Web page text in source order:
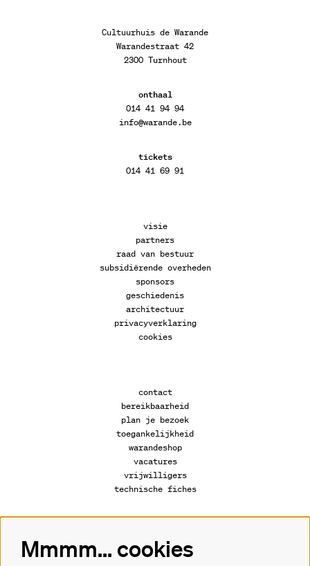
Cultuurhuis de Warande
Warandestraat 42
2300 Turnhout
onthaal
014 41 94 94
info@warande.be
tickets
014 41 69 91
visie
partners
raad van bestuur
subsidiërende overheden
sponsors
geschiedenis
architectuur
privacyverklaring
cookies
contact
bereikbaarheid
plan je bezoek
toegankelijkheid
warandeshop
vacatures
vrijwilligers
technische fiches
Volg ons
Mmmm... cookies